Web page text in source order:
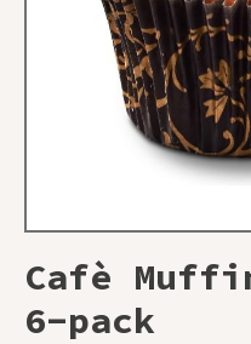
Cafè
6-pack